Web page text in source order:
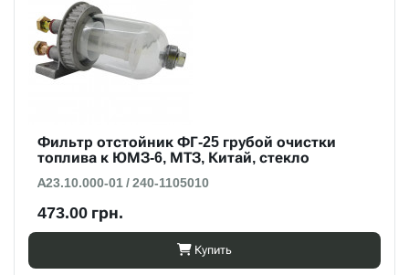
Фильтр отстойник ФГ-25 грубой очистки
топлива к ЮМЗ-6, МТЗ, Китай, стекло
А23.10.000-01 / 240-1105010
473.00 грн.
Купить